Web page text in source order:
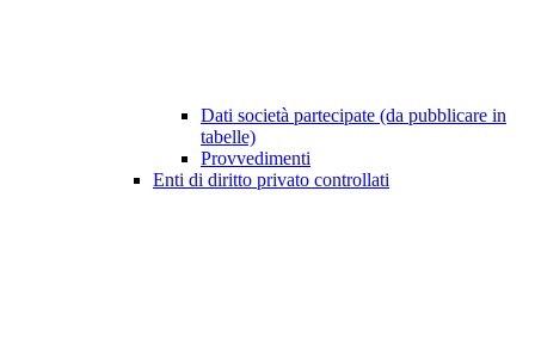
Dati società partecipate (da pubblicare in
tabelle)
Provvedimenti
Enti di diritto privato controllati